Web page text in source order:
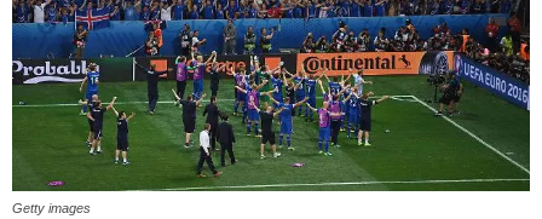
Getty images